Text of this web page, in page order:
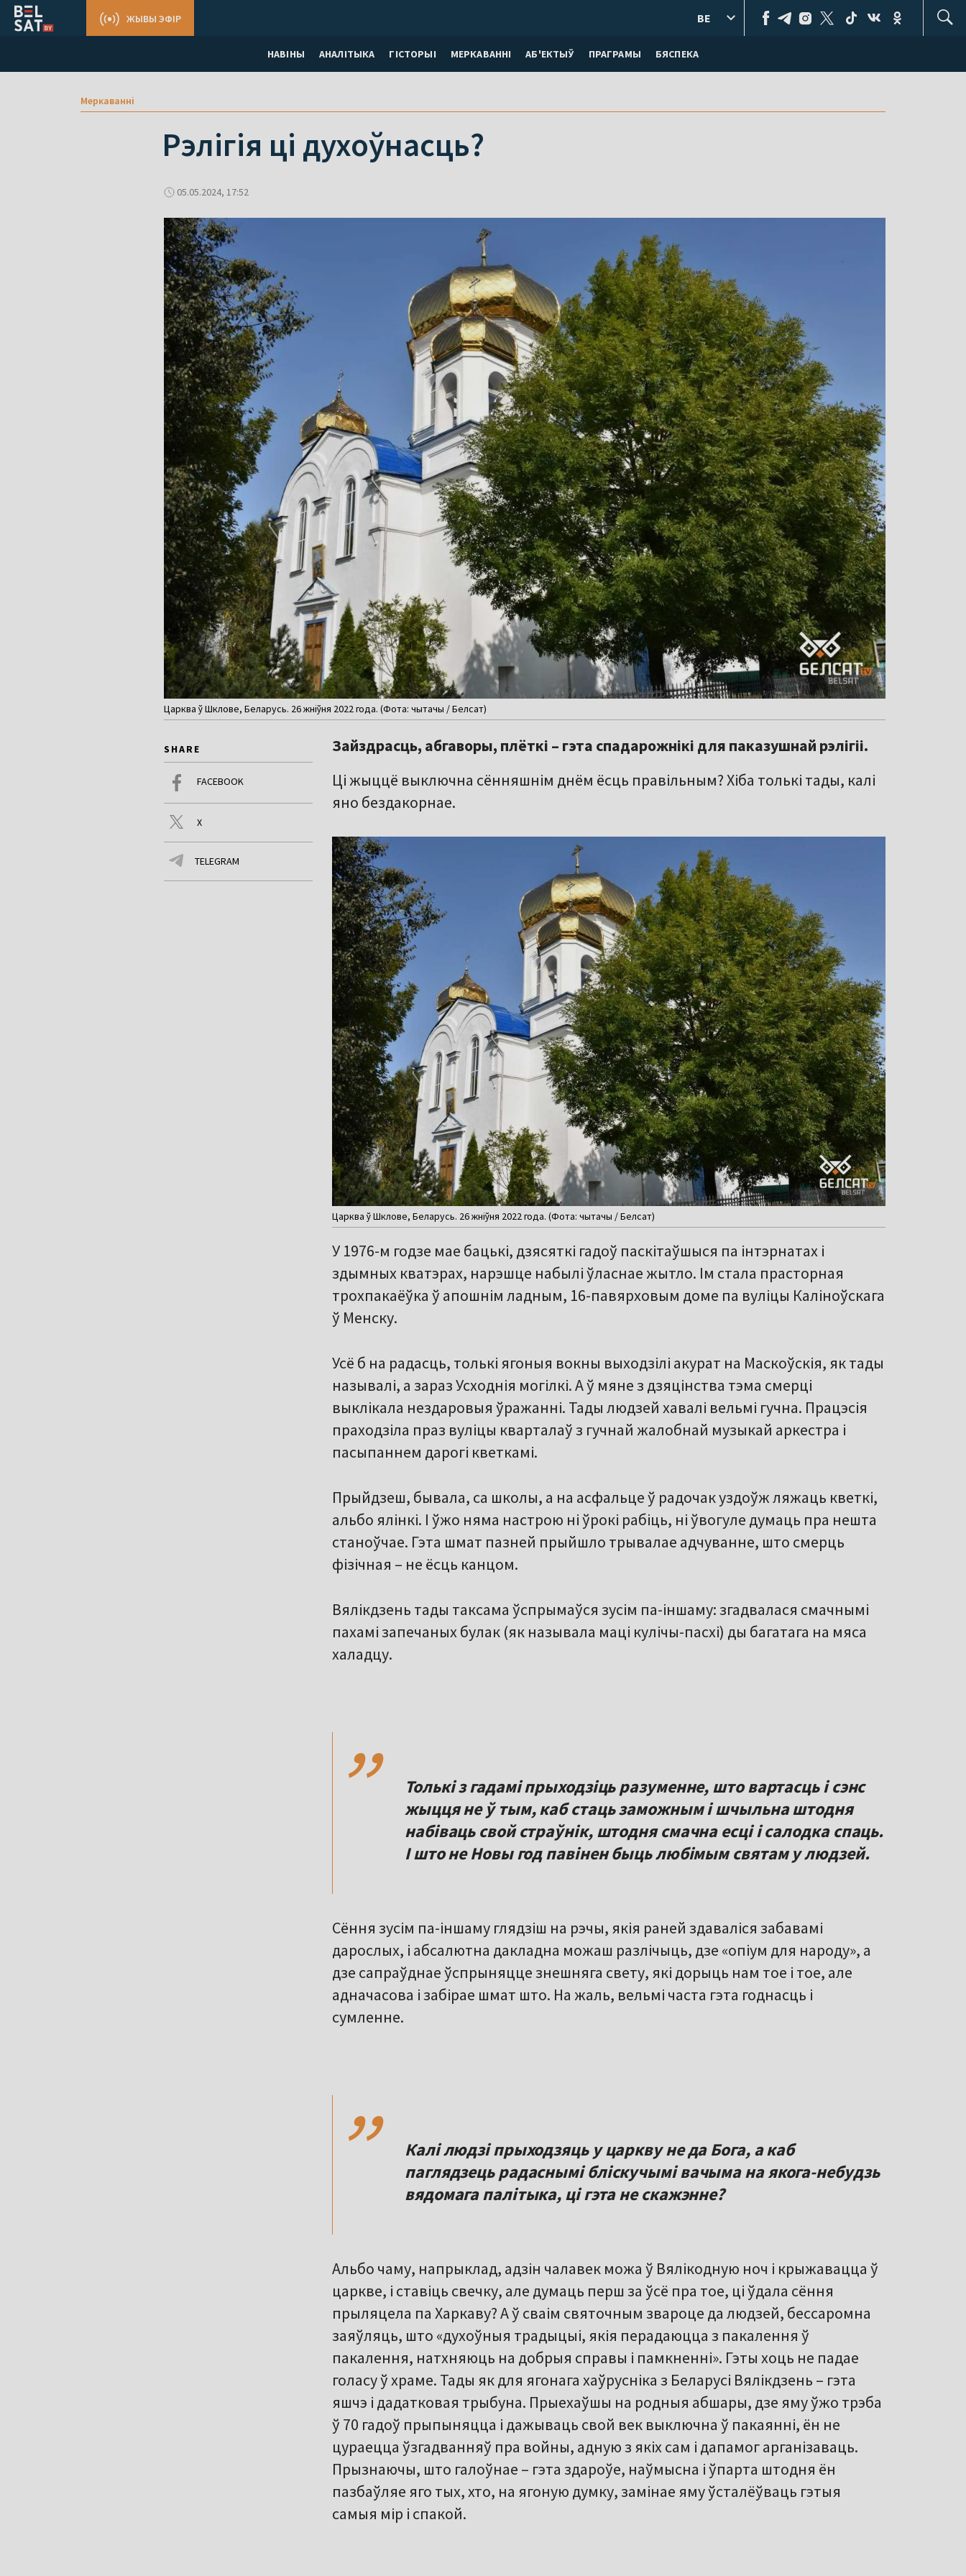
НАВІНЫ АНАЛІТЫКА ГІСТОРЫІ МЕРКАВАННI АБ'ЕКТЫЎ ПРАГРАМЫ БЯСПЕКА
ЖЫВЫ ЭФІР BE
Меркаваннi
Рэлігія ці духоўнасць?
05.05.2024, 17:52
Царква ў Шклове, Беларусь. 26 жніўня 2022 года. (Фота: чытачы / Белсат)
SHARE
FACEBOOK
X
TELEGRAM
Зайздрасць, абгаворы, плёткі – гэта спадарожнікі для паказушнай рэлігіі.
Ці жыццё выключна сённяшнім днём ёсць правільным? Хіба толькі тады, калі
яно бездакорнае.
Царква ў Шклове, Беларусь. 26 жніўня 2022 года. (Фота: чытачы / Белсат)
У 1976-м годзе мае бацькі, дзясяткі гадоў паскітаўшыся па інтэрнатах і
здымных кватэрах, нарэшце набылі ўласнае жытло. Ім стала прасторная
трохпакаёўка ў апошнім ладным, 16-павярховым доме па вуліцы Каліноўскага
ў Менску.
Усё б на радасць, толькі ягоныя вокны выходзілі акурат на Маскоўскія, як тады
называлі, а зараз Усходнія могілкі. А ў мяне з дзяцінства тэма смерці
выклікала нездаровыя ўражанні. Тады людзей хавалі вельмі гучна. Працэсія
праходзіла праз вуліцы кварталаў з гучнай жалобнай музыкай аркестра і
пасыпаннем дарогі кветкамі.
Прыйдзеш, бывала, са школы, а на асфальце ў радочак уздоўж ляжаць кветкі,
альбо ялінкі. І ўжо няма настрою ні ўрокі рабіць, ні ўвогуле думаць пра нешта
станоўчае. Гэта шмат пазней прыйшло трывалае адчуванне, што смерць
фізічная – не ёсць канцом.
Вялікдзень тады таксама ўспрымаўся зусім па-іншаму: згадвалася смачнымі
пахамі запечаных булак (як называла маці кулічы-пасхі) ды багатага на мяса
халадцу.
,,
Толькі з гадамі прыходзіць разуменне, што вартасць і сэнс
жыцця не ў тым, каб стаць заможным і шчыльна штодня
набіваць свой страўнік, штодня смачна есці і салодка спаць.
І што не Новы год павінен быць любімым святам у людзей.
Сёння зусім па-іншаму глядзіш на рэчы, якія раней здаваліся забавамі
дарослых, і абсалютна дакладна можаш разлічыць, дзе «опіум для народу», а
дзе сапраўднае ўспрыняцце знешняга свету, які дорыць нам тое і тое, але
адначасова і забірае шмат што. На жаль, вельмі часта гэта годнасць і
сумленне.
,,
Калі людзі прыходзяць у царкву не да Бога, а каб
паглядзець радаснымі бліскучымі вачыма на якога-небудзь
вядомага палітыка, ці гэта не скажэнне?
Альбо чаму, напрыклад, адзін чалавек можа ў Вялікодную ноч і крыжавацца ў
царкве, і ставіць свечку, але думаць перш за ўсё пра тое, ці ўдала сёння
прыляцела па Харкаву? А ў сваім святочным звароце да людзей, бессаромна
заяўляць, што «духоўныя традыцыі, якія перадаюцца з пакалення ў
пакалення, натхняюць на добрыя справы і памкненні». Гэты хоць не падае
голасу ў храме. Тады як для ягонага хаўрусніка з Беларусі Вялікдзень – гэта
яшчэ і дадатковая трыбуна. Прыехаўшы на родныя абшары, дзе яму ўжо трэба
ў 70 гадоў прыпыняцца і дажываць свой век выключна ў пакаянні, ён не
цураецца ўзгадванняў пра войны, адную з якіх сам і дапамог арганізаваць.
Прызнаючы, што галоўнае – гэта здароўе, наўмысна і ўпарта штодня ён
пазбаўляе яго тых, хто, на ягоную думку, замінае яму ўсталёўваць гэтыя
самыя мір і спакой.